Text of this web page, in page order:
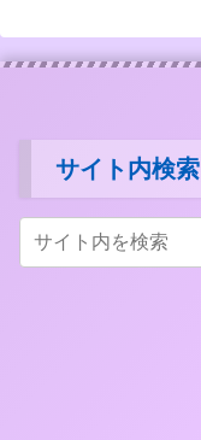
サイト内検索